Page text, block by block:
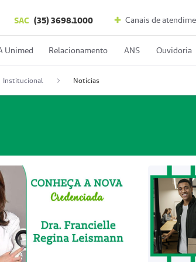
SAC (35) 3698.1000 Canais de
Unimed Relacionamento ANS Ouvidoria
Institucional Notícias